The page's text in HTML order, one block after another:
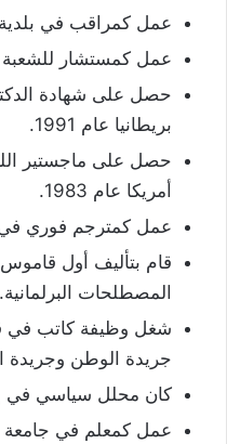
عمل كمراقب في
عمل كمستشار للشعبة
حصل على شهادة
بريطانيا عام 1991.
حصل على ماجستير
أمريكا عام 1983.
عمل كمترجم فوري في
قام بتأليف أول
المصطلحات البرلمانية.
شغل وظيفة كاتب في
جريدة الوطن وجريدة
كان محلل سياسي في
عمل كمعلم في جامعة مانشستر